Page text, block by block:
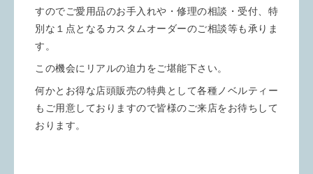
すのでご愛用品のお手入れや・修理の相談・受付、特
別な１点となるカスタムオーダーのご相談等も承りま
す。
この機会にリアルの迫力をご堪能下さい。
何かとお得な店頭販売の特典として各種 ノベルティー
もご用意しておりますので皆様のご来店をお待ちして
おります。